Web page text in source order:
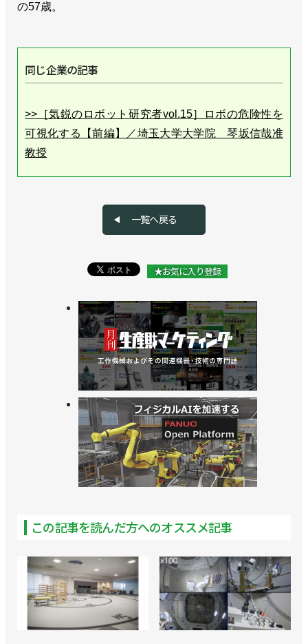
の57歳。
同じ企業の記事
>>［気鋭のロボット研究者vol.15］ロボの危険性を
可視化する【前編】／埼玉大学大学院 琴坂信哉准
教授
一覧へ戻る
★お気に入り登録
この記事を読んだ方へのオススメ記事